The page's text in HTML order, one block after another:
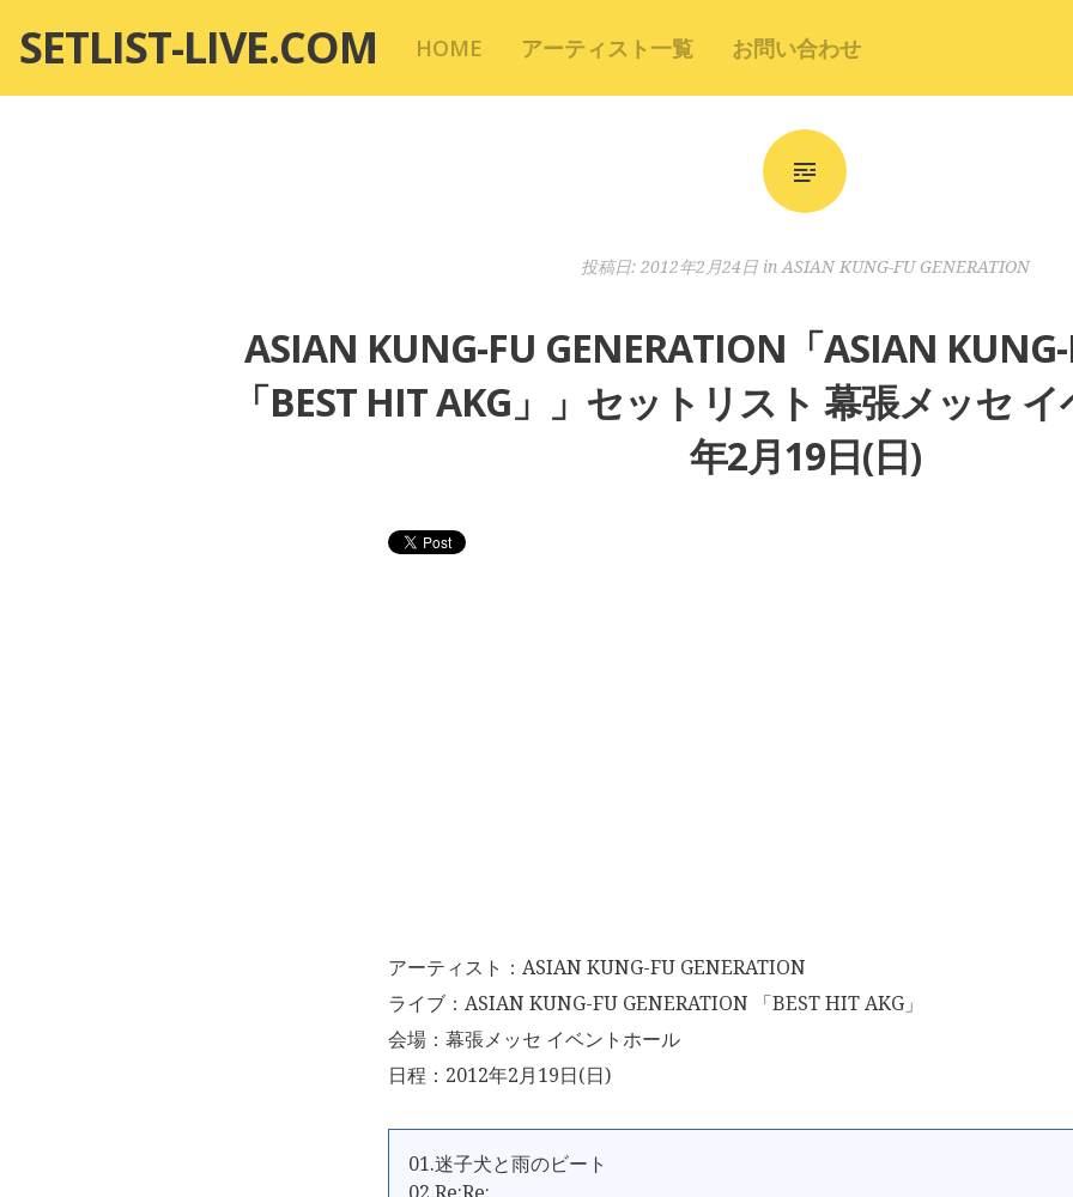
テ
SETLIST-LIVE.COM HOME アーティスト一覧 お問い合わせ
投稿日: 2012年2月24日inASIAN KUNG-FU GENERATION
ASIAN KUNG-FU GENERATION「ASIAN
「BEST HIT AKG」」セットリスト 幕張メッセ
年2月19日(日)
アーティスト：ASIAN KUNG-FU GENERATION
ライブ：ASIAN KUNG-FU GENERATION 「BEST HIT AKG」
会場：幕張メッセ イベントホール
日程：2012年2月19日(日)
01.迷子犬と雨のビート